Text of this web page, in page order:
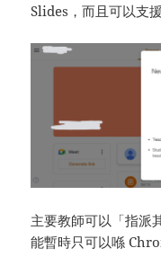
Slides，而且可以支
主要教師可以「指派
能暫時只可以喺